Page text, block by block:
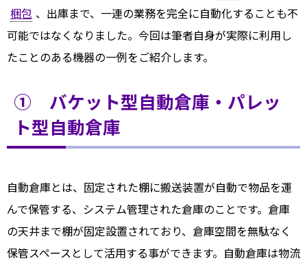
梱包 、出庫まで、一連の業務を完全に自動化することも不
可能ではなくなりました。今回は筆者自身が実際に利用し
たことのある機器の一例をご紹介します。
① バケット型自動倉庫・パレッ
ト型自動倉庫
自動倉庫とは、固定された棚に搬送装置が自動で物品を運
んで保管する、システム管理された倉庫のことです。倉庫
の天井まで棚が固定設置されており、倉庫空間を無駄なく
保管スペースとして活用する事ができます。自動倉庫は物流